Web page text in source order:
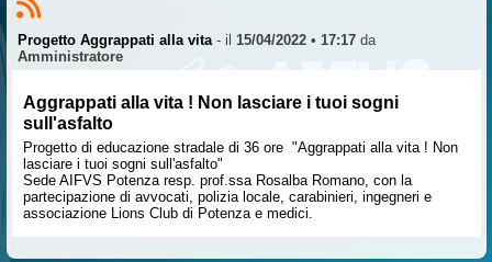
Progetto Aggrappati alla vita - il 15/04/2022 • 17:17da
Amministratore
Aggrappati alla vita ! Non lasciare i tuoi sogni
sull'asfalto
Progetto di educazione stradale di 36 ore "Aggrappati alla vita ! Non
lasciare i tuoi sogni sull'asfalto"
Sede AIFVS Potenza resp. prof.ssa Rosalba Romano, con la
partecipazione di avvocati, polizia locale, carabinieri, ingegneri e
associazione Lions Club di Potenza e medici.